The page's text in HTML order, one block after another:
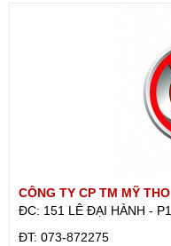
CÔNG TY CP TM MỸ THO
ĐC: 151 LÊ ĐẠI HÀNH - P1
ÐT: 073-872275